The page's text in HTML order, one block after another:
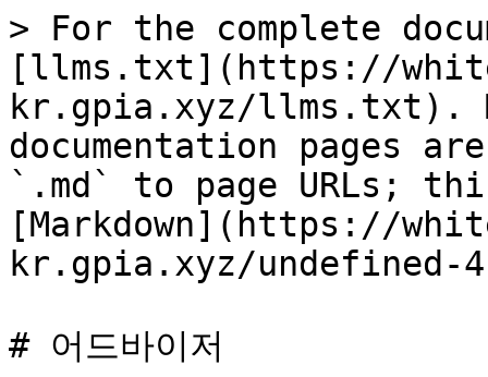
> For the complete
[llms.txt](https://
kr.gpia.xyz/llms.txt).
documentation pages
`.md` to page URLs;
[Markdown](https://
kr.gpia.xyz/undefined-
# 어드바이저